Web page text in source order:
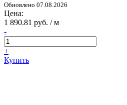
Обновлено 07.08.2026
Цена:
1 890.81 руб. / м
-
+
Купить